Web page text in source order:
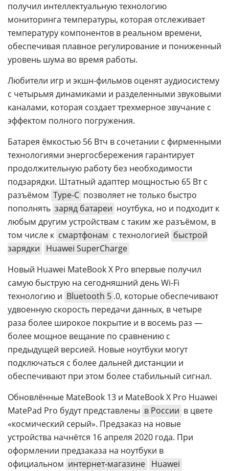
получил интеллектуальную технологию
мониторинга температуры, которая отслеживает
температуру компонентов в реальном времени,
обеспечивая плавное регулирование и пониженный
уровень шума во время работы.
Любители игр и экшн-фильмов оценят аудиосистему
с четырьмя динамиками и разделенными звуковыми
каналами, которая создает трехмерное звучание с
эффектом полного погружения.
Батарея ёмкостью 56 Втч в сочетании с фирменными
технологиями энергосбережения гарантирует
продолжительную работу без необходимости
подзарядки. Штатный адаптер мощностью 65 Вт с
разъёмом Type-C позволяет не только быстро
пополнять заряд батареи ноутбука, но и подходит к
любым другим устройствам с таким же разъёмом, в
том числе к смартфонам с технологией быстрой
зарядки
Huawei SuperCharge
Новый Huawei MateBook X Pro впервые получил
самую быструю на сегодняшний день Wi-Fi
технологию и Bluetooth 5 .0, которые обеспечивают
удвоенную скорость передачи данных, в четыре
раза более широкое покрытие и в восемь раз —
более мощное вещание по сравнению с
предыдущей версией. Новые ноутбуки могут
подключаться с более дальней дистанции и
обеспечивают при этом более стабильный сигнал.
Обновлённые MateBook 13 и MateBook X Pro Huawei
MatePad Pro будут представлены в России в цвете
«космический серый». Предзаказ на новые
устройства начнётся 16 апреля 2020 года. При
оформлении предзаказа на ноутбуки в
официальном интернет-магазине Huawei